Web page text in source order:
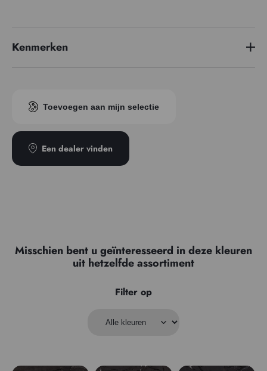
Kenmerken
Transparantie
Ondoorzichtig
Toevoegen aan mijn selectie
Een dealer vinden
Misschien bent u geïnteresseerd in deze kleuren
uit hetzelfde assortiment
Filter op